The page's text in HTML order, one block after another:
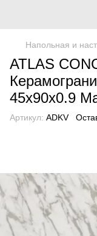
Напольная и
ATLAS
45x90x0.9
Артикул: ADKV